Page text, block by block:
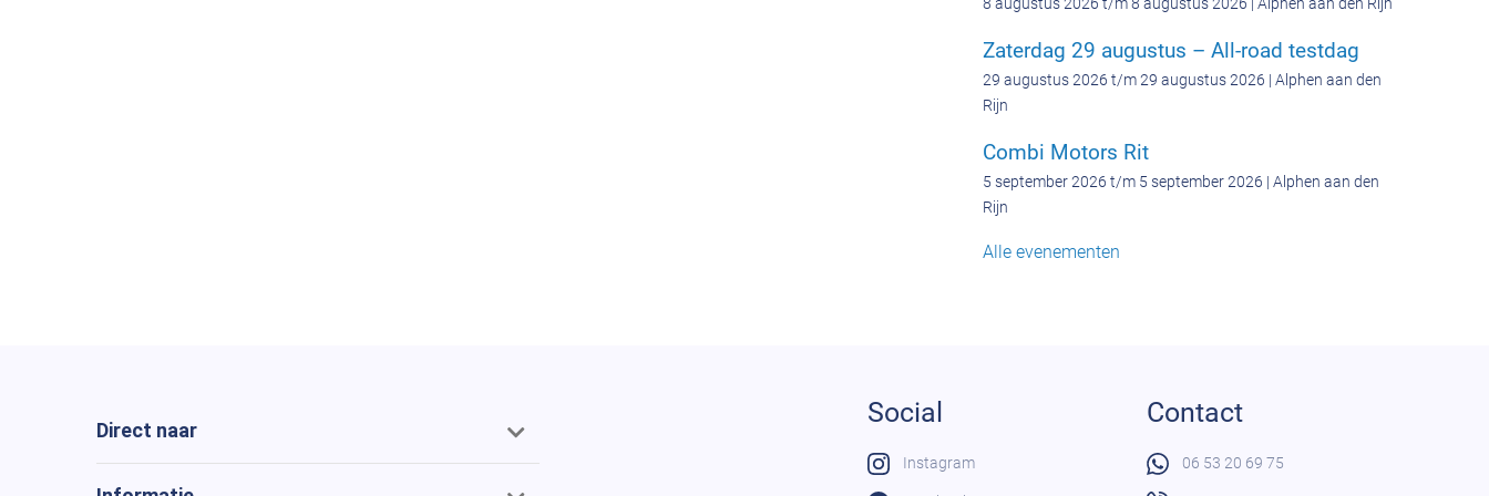
8 augustus 2026 t/m 8 augustus 2026 | Alphen aan den Rijn
Zaterdag 29 augustus – All-road testdag
29 augustus 2026 t/m 29 augustus 2026 | Alphen aan den
Rijn
Combi Motors Rit
5 september 2026 t/m 5 september 2026 | Alphen aan den
Rijn
Alle evenementen
Direct naar
Social
Instagram
Contact
06 53 20 69 75